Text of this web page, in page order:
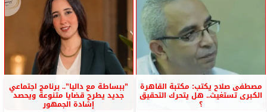
مصطفى صلاح يكتب: مكتبة القاهرة
الكبرى تستغيث.. هل يتحرك التحقيق
؟
”ببساطة مع داليا”.. برنامج اجتماعي
جديد يطرح قضايا متنوعة ويحصد
إشادة الجمهور